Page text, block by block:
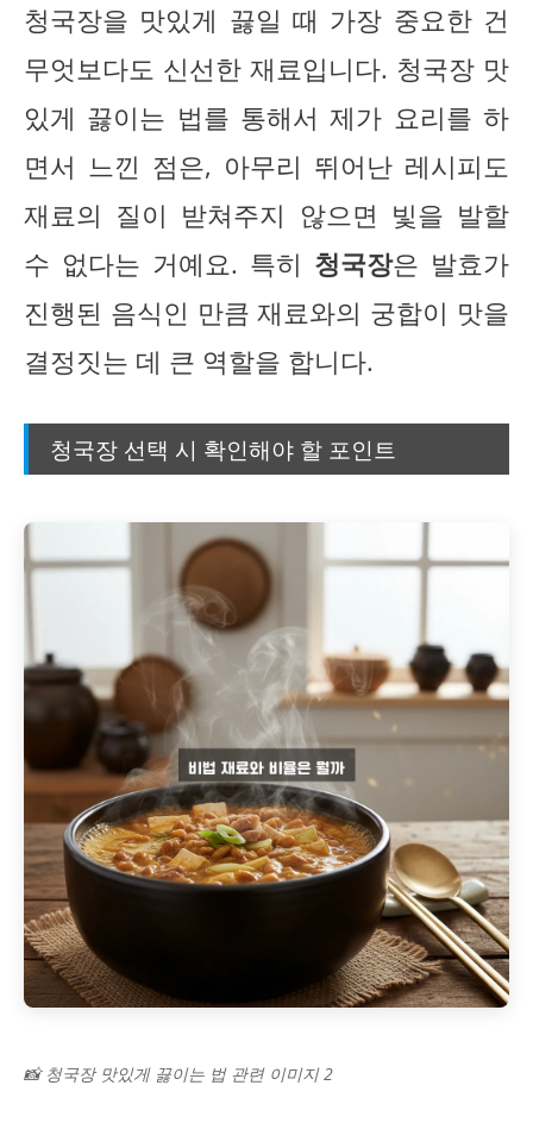
청국장을 맛있게 끓일 때 가장 중요한 건
무엇보다도 신선한 재료입니다. 청국장 맛
있게 끓이는 법를 통해서 제가 요리를 하
면서 느낀 점은, 아무리 뛰어난 레시피도
재료의 질이 받쳐주지 않으면 빛을 발할
수 없다는 거예요. 특히 청국장은 발효가
진행된 음식인 만큼 재료와의 궁합이 맛을
결정짓는 데 큰 역할을 합니다.
청국장 선택 시 확인해야 할 포인트
📸 청국장 맛있게 끓이는 법 관련 이미지 2